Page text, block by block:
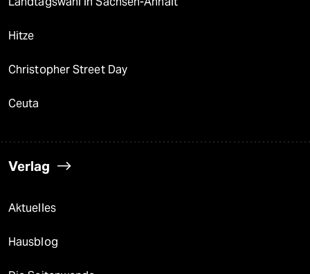
Hitze
Christopher Street Day
Ceuta
Verlag
Aktuelles
Hausblog